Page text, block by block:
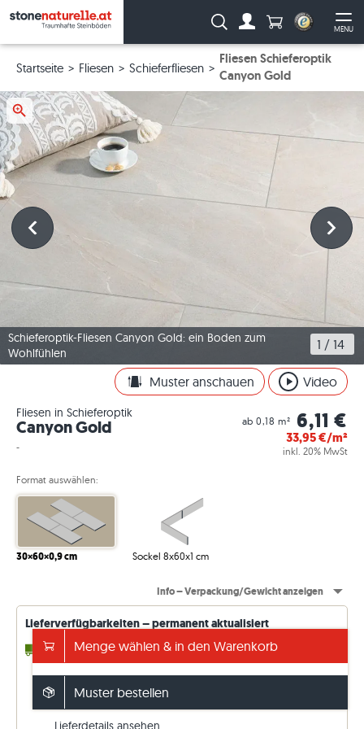
MENU
Suche: Anzahl
Startseite Fliesen Schieferfliesen
Fliesen Schieferoptik
Canyon Gold
Schieferoptik-Fliesen Canyon Gold: ein Boden zum
Wohlfühlen
1 / 14
Muster anschauen Video
Fliesen in Schieferoptik
Canyon Gold
-
ab 0,18 m² 6,11 €
33,95€/m²
inkl. 20% MwSt
Format auswählen:
30×60×0,9 cm Sockel 8x60x1 cm
Info – Verpackung/Gewicht anzeigen
Lieferverfügbarkeiten – permanent aktualisiert
4 - 10 Werktage bis 23,40 m² (ab Lager)
10 - 11 Wochen beliebige m² (ab Werk)
Versand frei ab 5.000€
Lieferdetails ansehen
Menge wählen & in den Warenkorb
Muster bestellen